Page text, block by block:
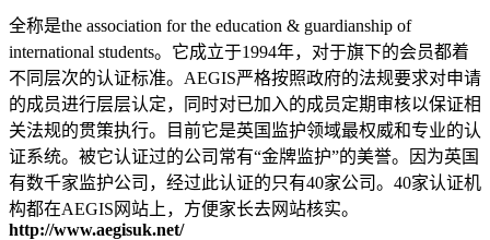
全称是the association for the education & guardianship of
international students。它成立于1994年，对于旗下的会员都着
不同层次的认证标准。AEGIS严格按照政府的法规要求对申请
的成员进行层层认定，同时对已加入的成员定期审核以保证相
关法规的贯策执行。目前它是英国监护领域最权威和专业的认
证系统。被它认证过的公司常有“金牌监护”的美誉。因为英国
有数千家监护公司，经过此认证的只有40家公司。40家认证机
构都在AEGIS网站上，方便家长去网站核实。
http://www.aegisuk.net/